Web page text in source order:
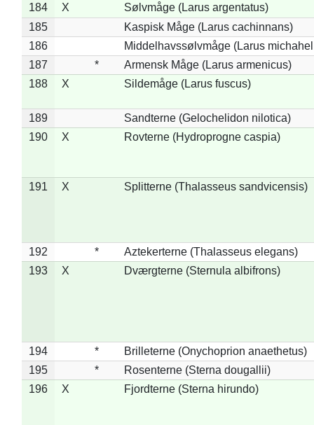
184
X
Sølvmåge (Larus argentatus)
185
Kaspisk Måge (Larus cachinnans)
186
Middelhavssølvmåge (Larus
187
*
Armensk Måge (Larus armenicus)
188
X Sildemåge (Larus fuscus)
189
Sandterne (Gelochelidon nilotica)
190
X Rovterne (Hydroprogne caspia)
191 X Splitterne (Thalasseus sandvicensis)
192 *
Aztekerterne (Thalasseus elegans)
193
X Dværgterne (Sternula albifrons)
194 *
Brilleterne (Onychoprion anaethetus)
195
*
Rosenterne (Sterna dougallii)
196
X Fjordterne (Sterna hirundo)